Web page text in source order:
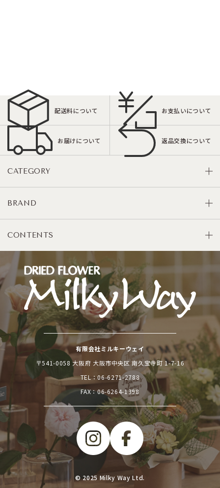
配送料について お支払いについて
お届けについて 返品交換について
CATEGORY
BRAND
CONTENTS
有限会社ミルキーウェイ
〒541-0058 大阪府 大阪市中央区 南久宝寺町 1-7-16
TEL：06-6271-2788
FAX：06-6264-1398
© 2025 Milky Way Ltd.